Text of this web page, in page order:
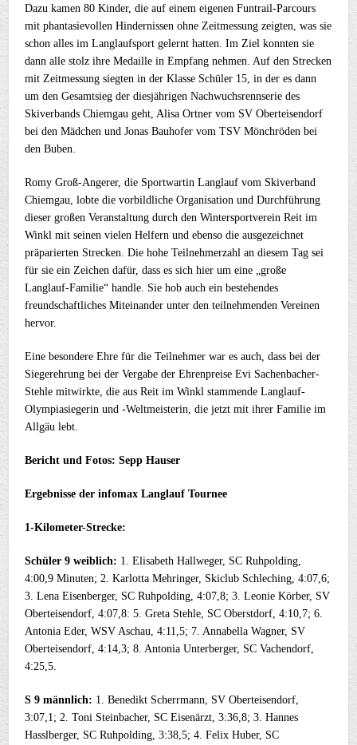
Dazu kamen 80 Kinder, die auf einem eigenen Funtrail-Parcours
mit phantasievollen Hindernissen ohne Zeitmessung zeigten, was sie
schon alles im Langlaufsport gelernt hatten. Im Ziel konnten sie
dann alle stolz ihre Medaille in Empfang nehmen. Auf den Strecken
mit Zeitmessung siegten in der Klasse Schüler 15, in der es dann
um den Gesamtsieg der diesjährigen Nachwuchsrennserie des
Skiverbands Chiemgau geht, Alisa Ortner vom SV Oberteisendorf
bei den Mädchen und Jonas Bauhofer vom TSV Mönchröden bei
den Buben.
Romy Groß-Angerer, die Sportwartin Langlauf vom Skiverband
Chiemgau, lobte die vorbildliche Organisation und Durchführung
dieser großen Veranstaltung durch den Wintersportverein Reit im
Winkl mit seinen vielen Helfern und ebenso die ausgezeichnet
präparierten Strecken. Die hohe Teilnehmerzahl an diesem Tag sei
für sie ein Zeichen dafür, dass es sich hier um eine „große
Langlauf-Familie“ handle. Sie hob auch ein bestehendes
freundschaftliches Miteinander unter den teilnehmenden Vereinen
hervor.
Eine besondere Ehre für die Teilnehmer war es auch, dass bei der
Siegerehrung bei der Vergabe der Ehrenpreise Evi Sachenbacher-
Stehle mitwirkte, die aus Reit im Winkl stammende Langlauf-
Olympiasiegerin und -Weltmeisterin, die jetzt mit ihrer Familie im
Allgäu lebt.
Bericht und Fotos: Sepp Hauser
Ergebnisse der infomax Langlauf Tournee
1-Kilometer-Strecke:
Schüler 9 weiblich: 1. Elisabeth Hallweger, SC Ruhpolding,
4:00,9 Minuten; 2. Karlotta Mehringer, Skiclub Schleching, 4:07,6;
3. Lena Eisenberger, SC Ruhpolding, 4:07,8; 3. Leonie Körber, SV
Oberteisendorf, 4:07,8: 5. Greta Stehle, SC Oberstdorf, 4:10,7; 6.
Antonia Eder, WSV Aschau, 4:11,5; 7. Annabella Wagner, SV
Oberteisendorf, 4:14,3; 8. Antonia Unterberger, SC Vachendorf,
4:25,5.
S 9 männlich: 1. Benedikt Scherrmann, SV Oberteisendorf,
3:07,1; 2. Toni Steinbacher, SC Eisenärzt, 3:36,8; 3. Hannes
Hasslberger, SC Ruhpolding, 3:38,5; 4. Felix Huber, SC